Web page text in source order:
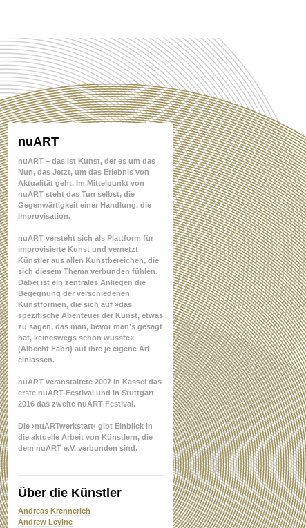
nuART
nuART – das ist Kunst, der es um das
Nun, das Jetzt, um das Erlebnis von
Aktualität geht. Im Mittelpunkt von
nuART steht das Tun selbst, die
Gegenwärtigkeit einer Handlung, die
Improvisation.
nuART versteht sich als Plattform für
improvisierte Kunst und vernetzt
Künstler aus allen Kunstbereichen, die
sich diesem Thema verbunden fühlen.
Dabei ist ein zentrales Anliegen die
Begegnung der verschiedenen
Kunstformen, die sich auf »das
spezifische Abenteuer der Kunst, etwas
zu sagen, das man, bevor man’s gesagt
hat, keineswegs schon wusste«
(Albecht Fabri) auf ihre je eigene Art
einlassen.
nuART veranstaltete 2007 in Kassel das
erste nuART-Festival und in Stuttgart
2016 das zweite nuART-Festival.
Die ›nuARTwerkstatt‹ gibt Einblick in
die aktuelle Arbeit von Künstlern, die
dem nuART e.V. verbunden sind.
Über die Künstler
Andreas Krennerich
Andrew Levine